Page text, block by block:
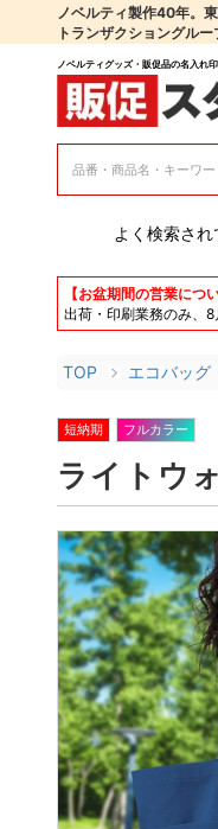
ノベルティ製作40年。
トランザクショングルー
ノベルティグッズ・販促品の名入れ
よく検索さ
【お盆期間の営業につい
出荷・印刷業務のみ、
TOP エコバッグ
短納期 フルカラー
ライトウ